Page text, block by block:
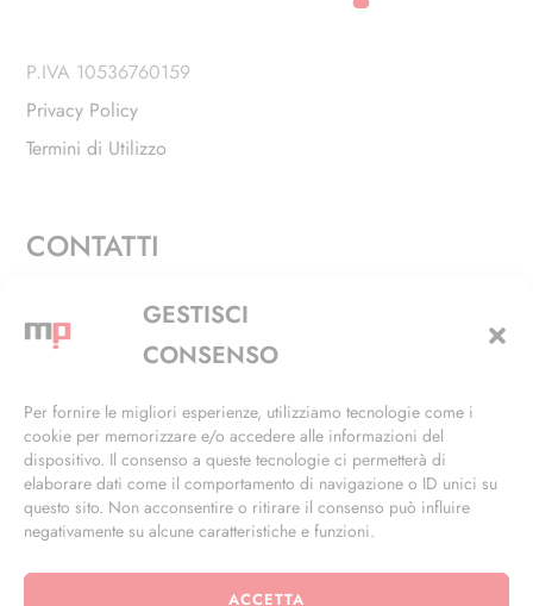
GESTISCI
CONSENSO
Per fornire le migliori esperienze, utilizziamo tecnologie come i
cookie per memorizzare e/o accedere alle informazioni del
dispositivo. Il consenso a queste tecnologie ci permetterà di
elaborare dati come il comportamento di navigazione o ID unici su
questo sito. Non acconsentire o ritirare il consenso può influire
negativamente su alcune caratteristiche e funzioni.
ACCETTA
P.IVA 10536760159
Privacy Policy
Termini di Utilizzo
CONTATTI
Via Alfieri, 27 - Trezzano Sul Naviglio (MI)
+39 02 4846 3155
info@masterphil.it